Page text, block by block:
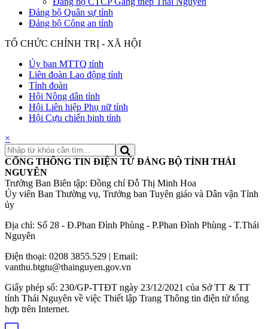
Đảng bộ Quân sự tỉnh
Đảng bộ Công an tỉnh
TỔ CHỨC CHÍNH TRỊ - XÃ HỘI
Ủy ban MTTQ tỉnh
Liên đoàn Lao động tỉnh
Tỉnh đoàn
Hội Nông dân tỉnh
Hội Liên hiệp Phụ nữ tỉnh
Hội Cựu chiến binh tỉnh
×
CỔNG THÔNG TIN ĐIỆN TỬ ĐẢNG BỘ TỈNH THÁI
NGUYÊN
Trưởng Ban Biên tập: Đồng chí Đỗ Thị Minh Hoa
Ủy viên Ban Thường vụ, Trưởng ban Tuyên giáo và Dân vận Tỉnh
ủy
Địa chỉ: Số 28 - Đ.Phan Đình Phùng - P.Phan Đình Phùng - T.Thái
Nguyên
Điện thoại: 0208 3855.529 | Email:
vanthu.btgtu@thainguyen.gov.vn
Giấy phép số: 230/GP-TTĐT ngày 23/12/2021 của Sở TT & TT
tỉnh Thái Nguyên về việc Thiết lập Trang Thông tin điện tử tổng
hợp trên Internet.